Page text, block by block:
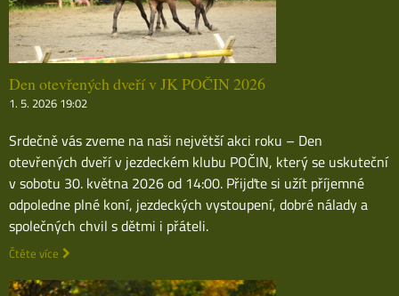
Den otevřených dveří v JK POČIN 2026
1. 5. 2026 19:02
Srdečně vás zveme na naši největší akci roku – Den
otevřených dveří v jezdeckém klubu POČIN, který se uskuteční
v sobotu 30. května 2026 od 14:00. Přijďte si užít příjemné
odpoledne plné koní, jezdeckých vystoupení, dobré nálady a
společných chvil s dětmi i přáteli.
Čtěte více